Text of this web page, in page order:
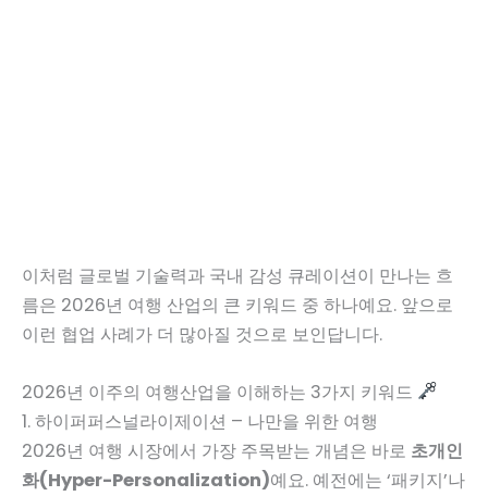
이처럼 글로벌 기술력과 국내 감성 큐레이션이 만나는 흐
름은 2026년 여행 산업의 큰 키워드 중 하나예요. 앞으로
이런 협업 사례가 더 많아질 것으로 보인답니다.
2026년 이주의 여행산업을 이해하는 3가지 키워드
1. 하이퍼퍼스널라이제이션 – 나만을 위한 여행
2026년 여행 시장에서 가장 주목받는 개념은 바로 초개인
화(Hyper-Personalization)예요. 예전에는 ‘패키지’나